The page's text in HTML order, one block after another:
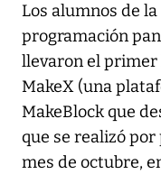
Los alumnos de
programación
llevaron el primer
MakeX (una
MakeBlock que
que se realizó
mes de octubre,